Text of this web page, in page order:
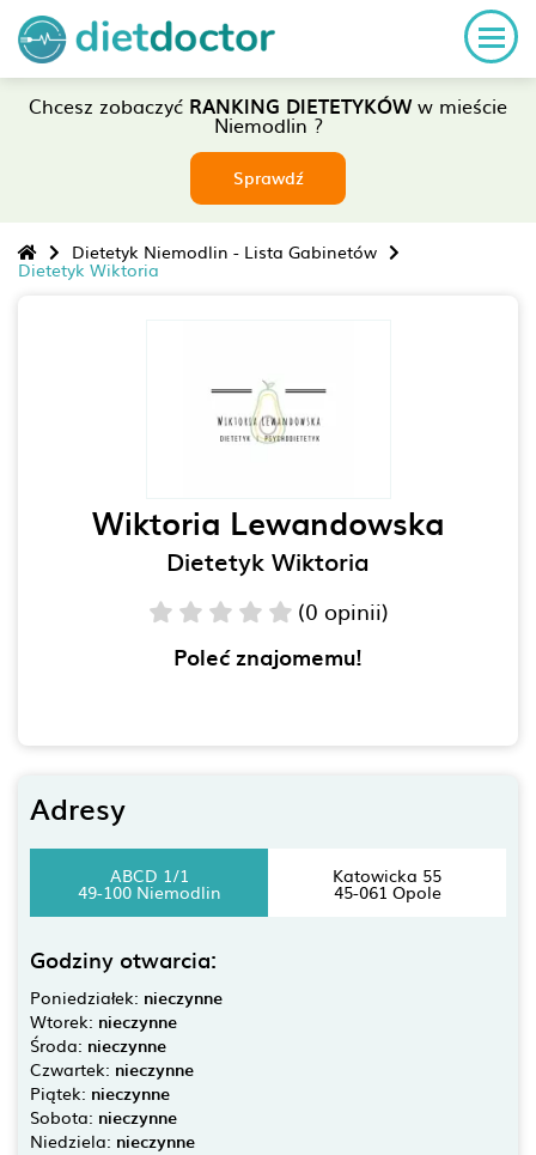
Chcesz zobaczyć RANKING DIETETYKÓWw mieście
Niemodlin ?
Sprawdź
Dietetyk Niemodlin - Lista Gabinetów
Dietetyk Wiktoria
Wiktoria Lewandowska
Dietetyk Wiktoria
(0 opinii)
Poleć znajomemu!
Adresy
ABCD 1/1
49-100 Niemodlin
Katowicka 55
45-061 Opole
Godziny otwarcia:
Poniedziałek: nieczynne
Wtorek: nieczynne
Środa: nieczynne
Czwartek: nieczynne
Piątek: nieczynne
Sobota: nieczynne
Niedziela: nieczynne